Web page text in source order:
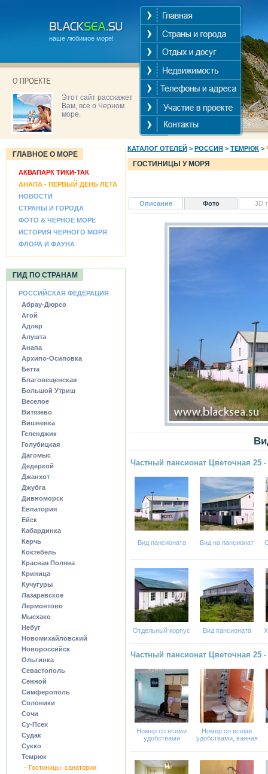
наше любимое море!
Этот сайт расскажет
Вам, все о Черном
море.
ГЛАВНОЕ О МОРЕ
АКВАПАРК ТИКИ-ТАК
АНАПА - ПЕРВЫЙ ДЕНЬ ЛЕТА
НОВОСТИ
СТРАНЫ И ГОРОДА
ФОТО & ЧЕРНОЕ МОРЕ
ИСТОРИЯ ЧЕРНОГО МОРЯ
ФЛОРА И ФАУНА
ГИД ПО СТРАНАМ
РОССИЙСКАЯ ФЕДЕРАЦИЯ
Абрау-Дюрсо
Агой
Адлер
Алушта
Анапа
Архипо-Осиповка
Бетта
Благовещенская
Большой Утриш
Веселое
Витязево
Вишневка
Геленджик
Голубицкая
Дагомыс
Дедеркой
Джанхот
Джубга
Дивноморск
Евпатория
Ейск
Кабардинка
Керчь
Коктебель
Красная Поляна
Криница
Кучугуры
Лазаревское
Лермонтово
Мысхако
Небуг
Новомихайловский
Новороссийск
Ольгинка
Севастополь
Сенной
Симферополь
Солоники
Сочи
Су-Псех
Судак
Сукко
Темрюк
- Гостиницы, санатории
КАТАЛОГ ОТЕЛЕЙ > РОССИЯ > ТЕМРЮК >
ГОСТИНИЦЫ У МОРЯ
Описание Фото 3D
Частный пансионат Цветочная 25
Вид пансионата Вид на пансионат
Отдельный корпус Вид пансионата
Частный пансионат Цветочная 25
Номер со всеми
удобствами
Номер со всеми
удобствами, ванная